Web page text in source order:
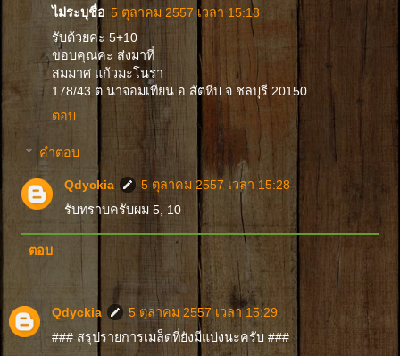
ไม่ระบุชื่อ 5 ตุลาคม 2557 เวลา 15:18
รับด้วยคะ 5+10
ขอบคุณคะ ส่งมาที่
สมมาศ แก้วมะโนรา
178/43 ต.นาจอมเทียน อ.สัตหีบ จ.ชลบุรี 20150
ตอบ
คำตอบ
Qdyckia
5 ตุลาคม 2557 เวลา 15:28
รับทราบครับผม 5, 10
ตอบ
Qdyckia
5 ตุลาคม 2557 เวลา 15:29
### สรุปรายการเมล็ดที่ยังมีแบ่งนะครับ ###